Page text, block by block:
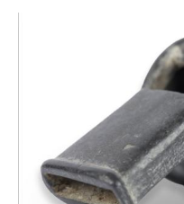
Ziemi